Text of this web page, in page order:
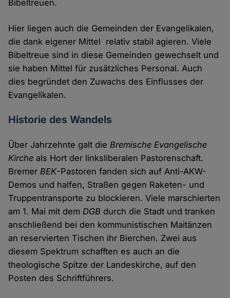
Bibeltreuen.
Hier liegen auch die Gemeinden der Evangelikalen,
die dank eigener Mittel relativ stabil agieren. Viele
Bibeltreue sind in diese Gemeinden gewechselt und
sie haben Mittel für zusätzliches Personal. Auch
dies begründet den Zuwachs des Einflusses der
Evangelikalen.
Historie des Wandels
Über Jahrzehnte galt dieBremische Evangelische
Kirche als Hort der linksliberalen Pastorenschaft.
BremerBEK-Pastoren fanden sich auf Anti-AKW-
Demos und halfen, Straßen gegen Raketen- und
Truppentransporte zu blockieren. Viele marschierten
am 1. Mai mit demDGB durch die Stadt und tranken
anschließend bei den kommunistischen Maitänzen
an reservierten Tischen ihr Bierchen. Zwei aus
diesem Spektrum schafften es auch an die
theologische Spitze der Landeskirche, auf den
Posten des Schriftführers.